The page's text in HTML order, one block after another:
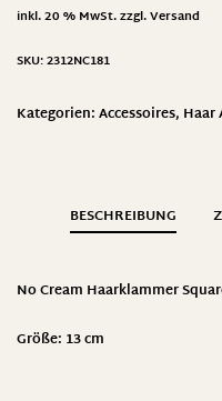
inkl. 20 % MwSt.zzgl.Versand
SKU:2312NC181
Kategorien:Accessoires, Haar
BESCHREIBUNG
No Cream Haarklammer
Größe: 13 cm